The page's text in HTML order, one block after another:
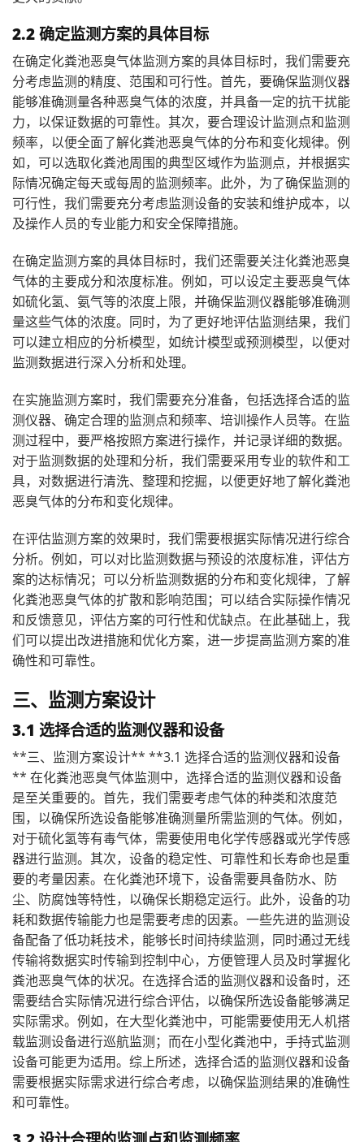
2.2 确定监测方案的具体目标
在确定化粪池恶臭气体监测方案的具体目标时，我们需要充
分考虑监测的精度、范围和可行性。首先，要确保监测仪器
能够准确测量各种恶臭气体的浓度，并具备一定的抗干扰能
力，以保证数据的可靠性。其次，要合理设计监测点和监测
频率，以便全面了解化粪池恶臭气体的分布和变化规律。例
如，可以选取化粪池周围的典型区域作为监测点，并根据实
际情况确定每天或每周的监测频率。此外，为了确保监测的
可行性，我们需要充分考虑监测设备的安装和维护成本，以
及操作人员的专业能力和安全保障措施。
在确定监测方案的具体目标时，我们还需要关注化粪池恶臭
气体的主要成分和浓度标准。例如，可以设定主要恶臭气体
如硫化氢、氨气等的浓度上限，并确保监测仪器能够准确测
量这些气体的浓度。同时，为了更好地评估监测结果，我们
可以建立相应的分析模型，如统计模型或预测模型，以便对
监测数据进行深入分析和处理。
在实施监测方案时，我们需要充分准备，包括选择合适的监
测仪器、确定合理的监测点和频率、培训操作人员等。在监
测过程中，要严格按照方案进行操作，并记录详细的数据。
对于监测数据的处理和分析，我们需要采用专业的软件和工
具，对数据进行清洗、整理和挖掘，以便更好地了解化粪池
恶臭气体的分布和变化规律。
在评估监测方案的效果时，我们需要根据实际情况进行综合
分析。例如，可以对比监测数据与预设的浓度标准，评估方
案的达标情况；可以分析监测数据的分布和变化规律，了解
化粪池恶臭气体的扩散和影响范围；可以结合实际操作情况
和反馈意见，评估方案的可行性和优缺点。在此基础上，我
们可以提出改进措施和优化方案，进一步提高监测方案的准
确性和可靠性。
三、监测方案设计
3.1 选择合适的监测仪器和设备
**三、监测方案设计** **3.1 选择合适的监测仪器和设备
** 在化粪池恶臭气体监测中，选择合适的监测仪器和设备
是至关重要的。首先，我们需要考虑气体的种类和浓度范
围，以确保所选设备能够准确测量所需监测的气体。例如，
对于硫化氢等有毒气体，需要使用电化学传感器或光学传感
器进行监测。其次，设备的稳定性、可靠性和长寿命也是重
要的考量因素。在化粪池环境下，设备需要具备防水、防
尘、防腐蚀等特性，以确保长期稳定运行。此外，设备的功
耗和数据传输能力也是需要考虑的因素。一些先进的监测设
备配备了低功耗技术，能够长时间持续监测，同时通过无线
传输将数据实时传输到控制中心，方便管理人员及时掌握化
粪池恶臭气体的状况。在选择合适的监测仪器和设备时，还
需要结合实际情况进行综合评估，以确保所选设备能够满足
实际需求。例如，在大型化粪池中，可能需要使用无人机搭
载监测设备进行巡航监测；而在小型化粪池中，手持式监测
设备可能更为适用。综上所述，选择合适的监测仪器和设备
需要根据实际需求进行综合考虑，以确保监测结果的准确性
和可靠性。